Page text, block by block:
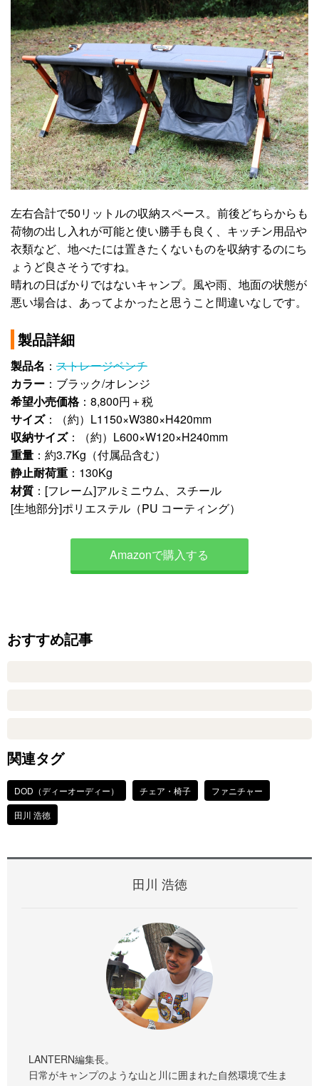
左右合計で50リットルの収納スペース。前後どちらからも
荷物の出し入れが可能と使い勝手も良く、キッチン用品や
衣類など、地べたには置きたくないものを収納するのにち
ょうど良さそうですね。
晴れの日ばかりではないキャンプ。風や雨、地面の状態が
悪い場合は、あってよかったと思うこと間違いなしです。
製品詳細
製品名 ： ストレージベンチ
カラー ：ブラック/オレンジ
希望小売価格：8,800円＋税
サイズ：（約）L1150×W380×H420mm
収納サイズ：（約）L600×W120×H240mm
重量 ：約3.7Kg（付属品含む）
静止耐荷重 ：130Kg
材質 ：[フレーム]アルミニウム、スチール
[生地部分]ポリエステル（PU コーティング）
Amazonで購入する
おすすめ記事
関連タグ
DOD（ディーオーディー） チェア・椅子
ファニチャー
田川 浩徳
田川 浩徳
LANTERN編集長。
日常がキャンプのような山と川に囲まれた自然環境で生ま